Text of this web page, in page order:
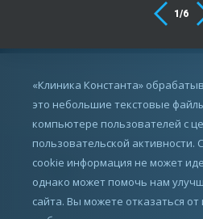
1/6
ИМЕЮТСЯ
«Клиника Константа»
это небольшие текстовые
компьютере пользователей с
пользовательской
cookie информация не может
однако может помочь нам
сайта. Вы можете отказаться